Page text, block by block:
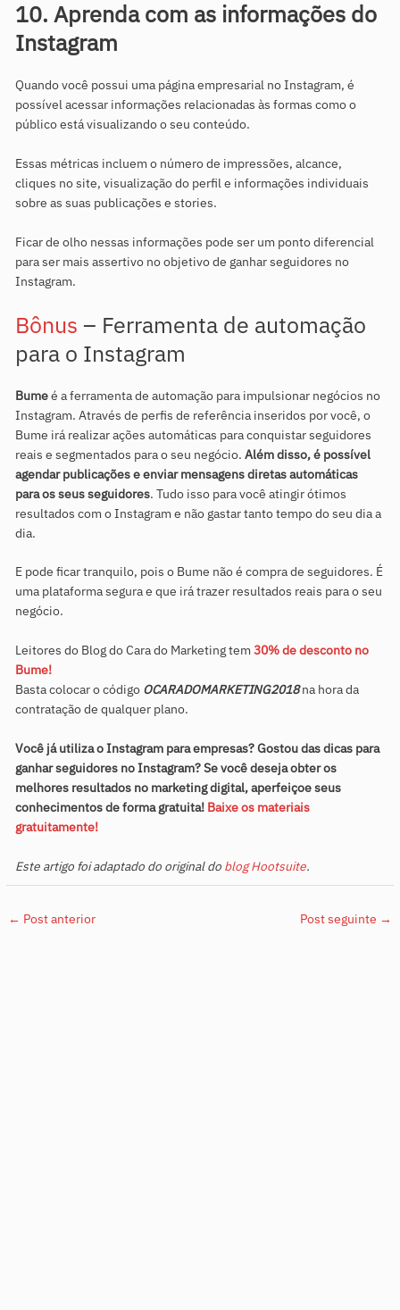
10. Aprenda com as informações do
Instagram
Quando você possui uma página empresarial no Instagram, é
possível acessar informações relacionadas às formas como o
público está visualizando o seu conteúdo.
Essas métricas incluem o número de impressões, alcance,
cliques no site, visualização do perfil e informações individuais
sobre as suas publicações e stories.
Ficar de olho nessas informações pode ser um ponto diferencial
para ser mais assertivo no objetivo de ganhar seguidores no
Instagram.
Bônus – Ferramenta de automação
para o Instagram
Bumeé a ferramenta de automação para impulsionar negócios no
Instagram. Através de perfis de referência inseridos por você, o
Bume irá realizar ações automáticas para conquistar seguidores
reais e segmentados para o seu negócio.Além disso, é possível
agendar publicações e enviar mensagens diretas automáticas
para os seus seguidores. Tudo isso para você atingir ótimos
resultados com o Instagram e não gastar tanto tempo do seu dia a
dia.
E pode ficar tranquilo, pois o Bume não é compra de seguidores. É
uma plataforma segura e que irá trazer resultados reais para o seu
negócio.
Leitores do Blog do Cara do Marketing tem 30% de desconto no
Bume!
Basta colocar o código OCARADOMARKETING2018na hora da
contratação de qualquer plano.
Você já utiliza o Instagram para empresas? Gostou das dicas para
ganhar seguidores no Instagram? Se você deseja obter os
melhores resultados no marketing digital, aperfeiçoe seus
conhecimentos de forma gratuita! Baixe os materiais
gratuitamente!
Este artigo foi adaptado do original do blog Hootsuite.
← Post anterior Post seguinte →